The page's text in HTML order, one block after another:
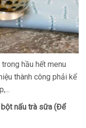
hầu hết menu
thành công phải kể
nấu trà sữa (Để